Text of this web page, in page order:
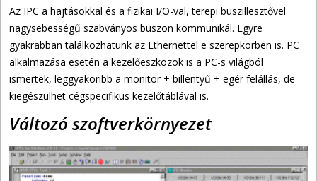
Az IPC a hajtásokkal és a fizikai I/O-val, terepi buszillesztővel
nagysebességű szabványos buszon kommunikál. Egyre
gyakrabban találkozhatunk az Ethernettel e szerepkörben is. PC
alkalmazása esetén a kezelőeszközök is a PC-s világból
ismertek, leggyakoribb a monitor + billentyű + egér felállás, de
kiegészülhet cégspecifikus kezelőtáblával is.
Változó szoftverkörnyezet